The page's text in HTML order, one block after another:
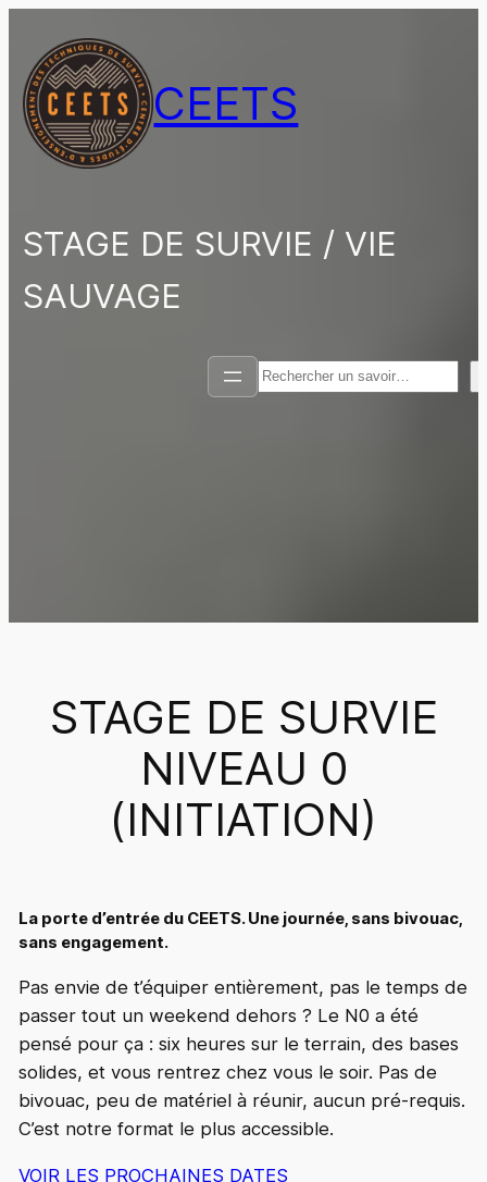
contenu
CEETS
STAGE DE SURVIE / VIE
SAUVAGE
Rechercher
STAGE DE SURVIE
NIVEAU 0
(INITIATION)
La porte d’entrée du CEETS. Une journée, sans bivouac,
sans engagement.
Pas envie de t’équiper entièrement, pas le temps de
passer tout un weekend dehors ? Le N0 a été
pensé pour ça : six heures sur le terrain, des bases
solides, et vous rentrez chez vous le soir. Pas de
bivouac, peu de matériel à réunir, aucun pré-requis.
C’est notre format le plus accessible.
VOIR LES PROCHAINES DATES